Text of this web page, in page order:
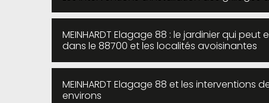
MEINHARDT Elagage 88 : le jardinier qui
dans le 88700 et les localités avoisinantes
MEINHARDT Elagage 88 et les interventions
environs